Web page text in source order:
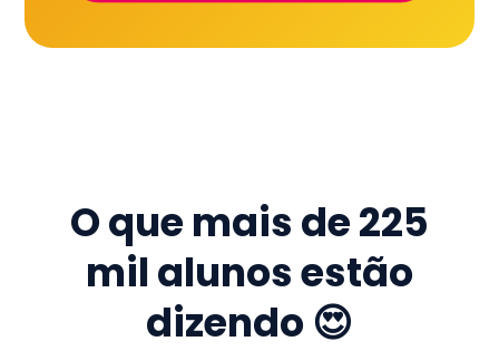
O que mais de225
mil alunos estão
dizendo 😍